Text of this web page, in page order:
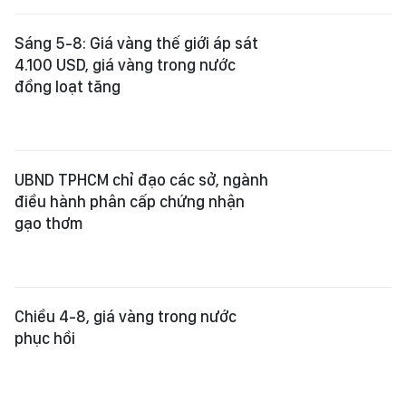
Sáng 5-8: Giá vàng thế giới áp sát
4.100 USD, giá vàng trong nước
đồng loạt tăng
UBND TPHCM chỉ đạo các sở, ngành
điều hành phân cấp chứng nhận
gạo thơm
Chiều 4-8, giá vàng trong nước
phục hồi